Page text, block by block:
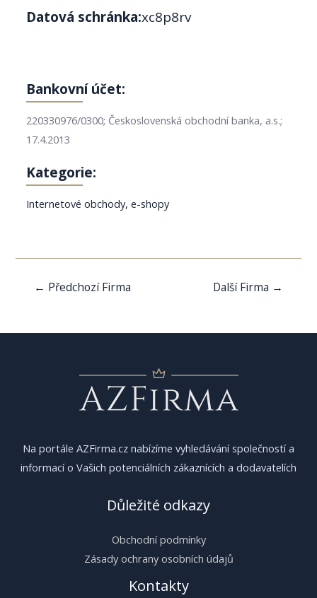
Datová schránka:xc8p8rv
Bankovní účet:
220330976/0300; Československá obchodní banka, a.s.;
17.4.2013
Kategorie:
Internetové obchody, e-shopy
Navigace
← Předchozí Firma Další Firma →
Na portále AZFirma.cz nabízíme vyhledávání společností a
informací o Vašich potenciálních zákaznících a dodavatelích
Důležité odkazy
Obchodní podmínky
Zásady ochrany osobních údajů
Kontakty